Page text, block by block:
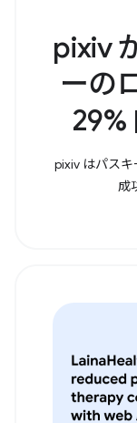
pixiv
ーの
pixiv はパス
成